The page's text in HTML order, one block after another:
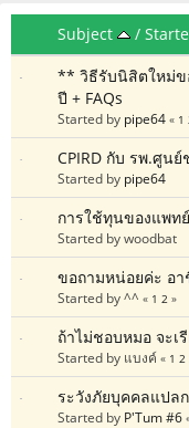
Subject /
** วิธีรับนิสิตใหม่ข
ปี + FAQs
Started by pipe64 « 1
CPIRD กับ รพ.ศูน
Started by pipe64
การใช้ทุนของแพท
Started by woodbat
ขอถามหน่อยค่ะ อ
Started by ^^ « 1 2 »
ถ้าไม่ชอบหมอ จะเ
Started by แบงค์ « 1 2
ระวังภัยบุคคลแปล
Started by P'Tum #6